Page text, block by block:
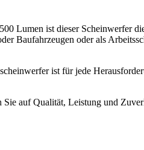
Lumen ist dieser Scheinwerfer
Baufahrzeugen oder als
ist für jede
auf Qualität, Leistung und